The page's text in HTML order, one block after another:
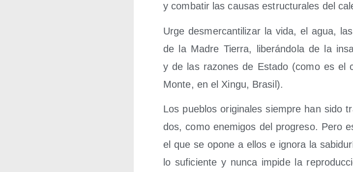
y com­ba­tir las cau­sas estruc­tu­ra­les del
Urge des­mer­can­ti­li­zar la vida, el agua,
de la Madre Tie­rra, libe­rán­do­la de la
y de las razo­nes de Esta­do (como es el
Mon­te, en el Xin­gu, Brasil).
Los pue­blos ori­gi­na­les siem­pre han sido
dos, como enemi­gos del pro­gre­so. Pero
el que se opo­ne a ellos e igno­ra la
lo sufi­cien­te y nun­ca impi­de la